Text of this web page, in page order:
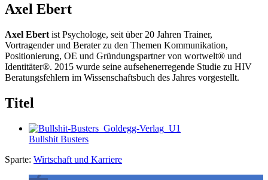
Axel Ebert
Axel Ebert ist Psychologe, seit über 20 Jahren Trainer,
Vortragender und Berater zu den Themen Kommunikation,
Positionierung, OE und Gründungspartner von wortwelt® und
Identitäter®. 2015 wurde seine aufsehenerregende Studie zu HIV
Beratungsfehlern im Wissenschaftsbuch des Jahres vorgestellt.
Titel
Bullshit Busters
Sparte: Wirtschaft und Karriere